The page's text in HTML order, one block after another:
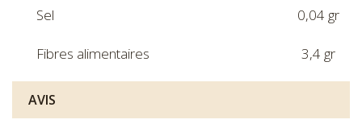
Sel 0,04 gr
Fibres alimentaires 3,4 gr
AVIS